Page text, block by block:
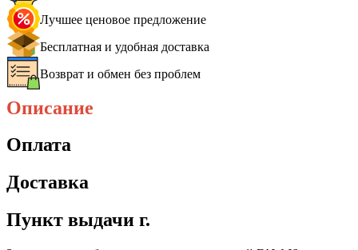
Лучшее ценовое предложение
Бесплатная и удобная доставка
Возврат и обмен без проблем
Описание
Оплата
Доставка
Пункт выдачи г.